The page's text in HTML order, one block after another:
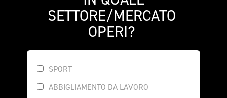
SETTORE/MERCATO
OPERI?
SPORT
ABBIGLIAMENTO DA LAVORO